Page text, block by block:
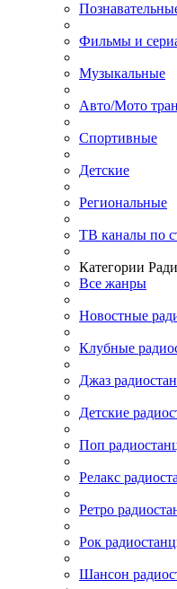
Фильмы и
Музыкальные
Авто/Мото
Спортивные
Детские
Региональные
ТВ каналы по
Категории
Все жанры
Новостные
Клубные
Джаз
Детские
Поп
Релакс
Ретро
Рок
Шансон